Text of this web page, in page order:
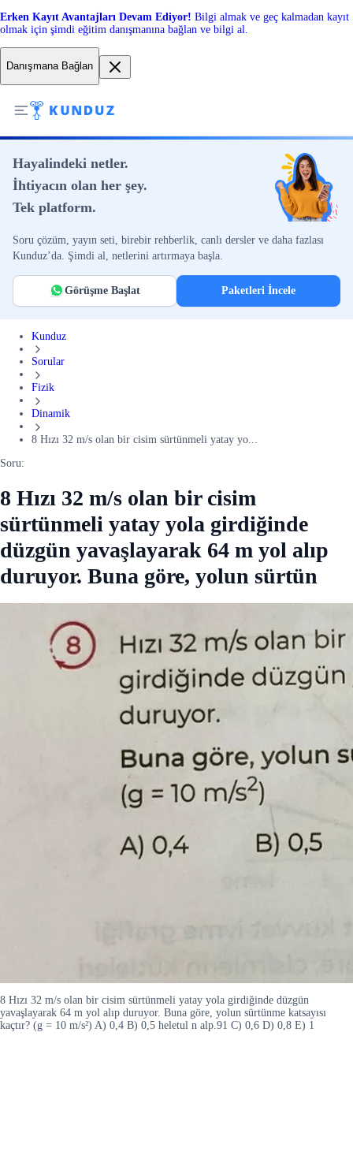
Erken Kayıt Avantajları Devam Ediyor! Bilgi almak ve geç kalmadan kayıt
olmak için şimdi eğitim danışmanına bağlan ve bilgi al.
Danışmana Bağlan
Hayalindeki netler.
İhtiyacın olan her şey.
Tek platform.
Soru çözüm, yayın seti, birebir rehberlik, canlı dersler ve daha fazlası
Kunduz’da. Şimdi al, netlerini artırmaya başla.
Görüşme Başlat Paketleri İncele
Kunduz
Sorular
Fizik
Dinamik
8 Hızı 32 m/s olan bir cisim sürtünmeli yatay yo...
Soru:
8 Hızı 32 m/s olan bir cisim
sürtünmeli yatay yola girdiğinde
düzgün yavaşlayarak 64 m yol alıp
duruyor. Buna göre, yolun sürtün
8 Hızı 32 m/s olan bir cisim sürtünmeli yatay yola girdiğinde düzgün
yavaşlayarak 64 m yol alıp duruyor. Buna göre, yolun sürtünme katsayısı
kaçtır? (g = 10 m/s²) A) 0,4 B) 0,5 heletul n alp.91 C) 0,6 D) 0,8 E) 1